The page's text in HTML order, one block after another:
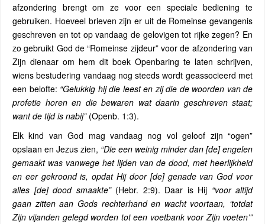
afzondering brengt om ze voor een speciale bediening te
gebruiken. Hoeveel brieven zijn er uit de Romeinse gevangenis
geschreven en tot op vandaag de gelovigen tot rijke zegen? En
zo gebruikt God de “Romeinse zijdeur” voor de afzondering van
Zijn dienaar om hem dit boek Openbaring te laten schrijven,
wiens bestudering vandaag nog steeds wordt geassocieerd met
een belofte: “Gelukkig hij die leest en zij die de woorden van de
profetie horen en die bewaren wat daarin geschreven staat;
want de tijd is nabij” (Openb. 1:3).
Elk kind van God mag vandaag nog vol geloof zijn “ogen”
opslaan en Jezus zien, “Die een weinig minder dan [de] engelen
gemaakt was vanwege het lijden van de dood, met heerlijkheid
en eer gekroond is, opdat Hij door [de] genade van God voor
alles [de] dood smaakte”(Hebr. 2:9). Daar is Hij “voor altijd
gaan zitten aan Gods rechterhand en wacht voortaan, ‘totdat
Zijn vijanden gelegd worden tot een voetbank voor Zijn voeten’”